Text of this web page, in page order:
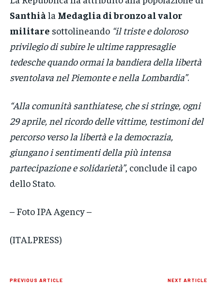
Santhià la Medaglia di bronzo al valor
militare sottolineando “il triste e doloroso
privilegio di subire le ultime rappresaglie
tedesche quando ormai la bandiera della libertà
sventolava nel Piemonte e nella Lombardia”.
“Alla comunità santhiatese, che si stringe, ogni
29 aprile, nel ricordo delle vittime, testimoni del
percorso verso la libertà e la democrazia,
giungano i sentimenti della più intensa
partecipazione e solidarietà”, conclude il capo
dello Stato.
– Foto IPA Agency –
(ITALPRESS)
PREVIOUS ARTICLE NEXT ARTICLE